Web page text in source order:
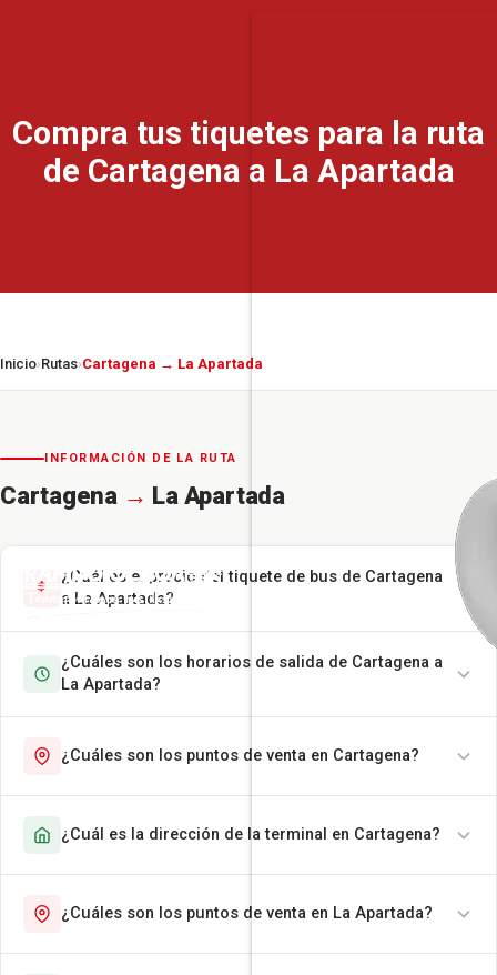
Compra tus tiquetes para la ruta
de Cartagena a La Apartada
Inicio›Rutas›Cartagena → La Apartada
INFORMACIÓN DE LA RUTA
Cartagena → La Apartada
¿Cuál es el precio del tiquete de bus de Cartagena
a La Apartada?
¿Cuáles son los horarios de salida de Cartagena a
La Apartada?
¿Cuáles son los puntos de venta en Cartagena?
¿Cuál es la dirección de la terminal en Cartagena?
¿Cuáles son los puntos de venta en La Apartada?